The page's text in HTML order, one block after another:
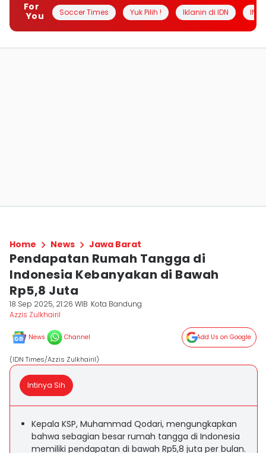
For
You
Soccer Times Yuk Pilih ! Iklanin di IDN
Home News Jawa Barat
Pendapatan Rumah Tangga di
Indonesia Kebanyakan di Bawah
Rp5,8 Juta
18 Sep 2025, 21:26 WIB Kota Bandung
Azzis Zulkhairil
News Channel Add Us on Google
(IDN Times/Azzis Zulkhairil)
Intinya Sih
Kepala KSP, Muhammad Qodari, mengungkapkan
bahwa sebagian besar rumah tangga di Indonesia
memiliki pendapatan di bawah Rp5,8 juta per bulan.